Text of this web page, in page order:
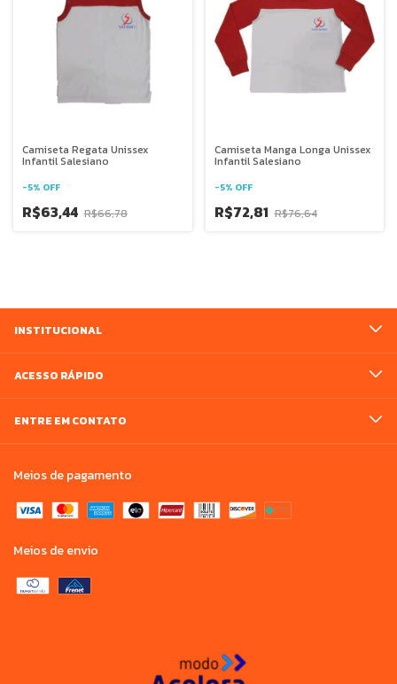
Camiseta Regata Unissex
Infantil Salesiano
-5% OFF
R$63,44 R$66,78
Camiseta Manga Longa Unissex
Infantil Salesiano
-5% OFF
R$72,81 R$76,64
INSTITUCIONAL
ACESSO RÁPIDO
ENTRE EM CONTATO
Meios de pagamento
Meios de envio